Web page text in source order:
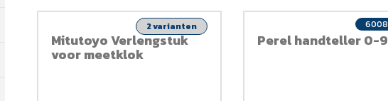
Mitutoyo Verlengstuk
voor meetklok
2 varianten
Perel handteller 0-